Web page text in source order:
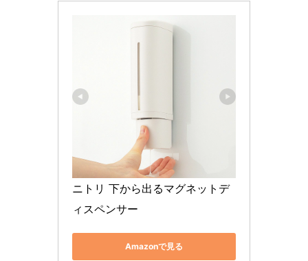
ニトリ 下から出るマグネットデ
ィスペンサー
Amazonで見る